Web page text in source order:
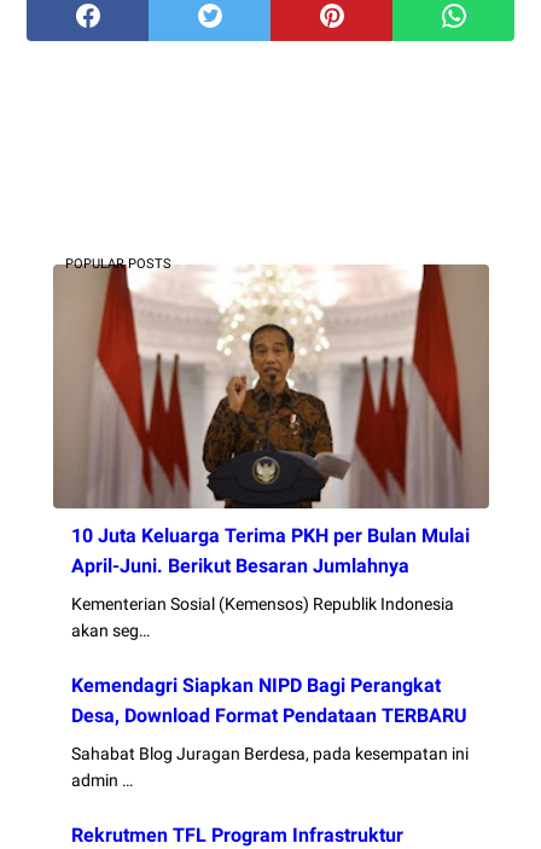
POPULAR POSTS
10 Juta Keluarga Terima PKH per Bulan Mulai
April-Juni. Berikut Besaran Jumlahnya
Kementerian Sosial (Kemensos) Republik Indonesia
akan seg…
Kemendagri Siapkan NIPD Bagi Perangkat
Desa, Download Format Pendataan TERBARU
Sahabat Blog Juragan Berdesa, pada kesempatan ini
admin …
Rekrutmen TFL Program Infrastruktur